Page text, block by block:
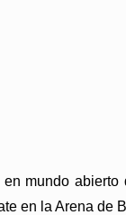
mundo
en la Arena de